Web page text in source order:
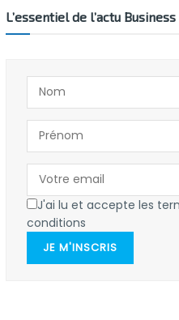
L’essentiel de l’actu
J'ai lu et accepte les
conditions
JE M'INSCRIS